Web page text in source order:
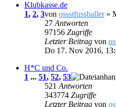
Klubkasse.de
1, 2, 3von ossstfussballer»
27 Antworten
97156 Zugriffe
Letzter Beitrag von
Do 17. Nov 2016,
H*C und Co.
1 ... 51, 52, 53
521 Antworten
343774 Zugriffe
Letzter Beitrag von